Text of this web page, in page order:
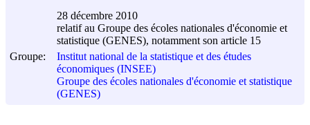
28 décembre 2010
relatif au Groupe des écoles nationales d'économie et
statistique (GENES), notamment son article 15
Groupe:
Institut national de la statistique et des études
économiques (INSEE)
Groupe des écoles nationales d'économie et statistique
(GENES)